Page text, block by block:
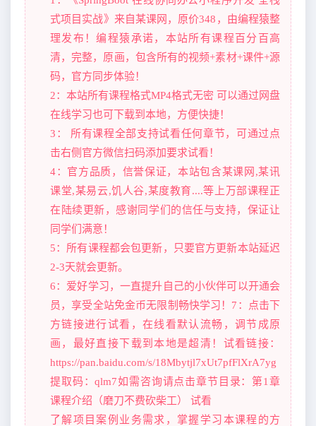
式项目实战》来自某课网，原价348，由编程猿整
理发布！编程猿承诺，本站所有课程百分百高
清，完整，原画，包含所有的视频+素材+课件+源
码，官方同步体验！
2：本站所有课程格式MP4格式无密 可以通过网盘
在线学习也可下载到本地，方便快捷！
3： 所有课程全部支持试看任何章节，可通过点
击右侧官方微信扫码添加要求试看！
4：官方品质，信誉保证，本站包含某课网,某讯
课堂,某易云,饥人谷,某度教育....等上万部课程正
在陆续更新，感谢同学们的信任与支持，保证让
同学们满意！
5：所有课程都会包更新，只要官方更新本站延迟
2-3天就会更新。
6：爱好学习，一直提升自己的小伙伴可以开通会
员，享受全站免金币无限制畅快学习！7：点击下
方链接进行试看，在线看默认流畅，调节成原
画，最好直接下载到本地是超清！试看链接：
https://pan.baidu.com/s/18Mbytjl7xUt7pfFlXrA7yg
提取码：qlm7如需咨询请点击章节目录：第1章
课程介绍（磨刀不费砍柴工） 试看
了解项目案例业务需求，掌握学习本课程的方